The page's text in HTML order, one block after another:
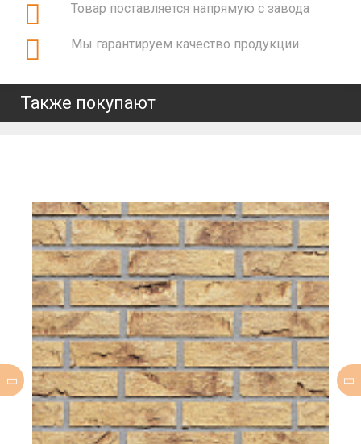
Товар поставляется напрямую с завода
Мы гарантируем качество продукции
Также покупают